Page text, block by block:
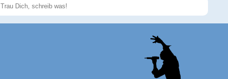
Speichern